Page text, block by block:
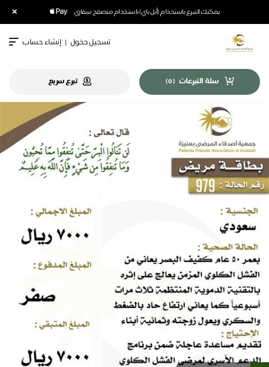
يمكنك التبرع باستخدام (أبل باي) باستخدام متصفح سفاري ×
تسجيل دخول | إنشاء حساب
سلة التبرعات (
0
) تبرع سريع